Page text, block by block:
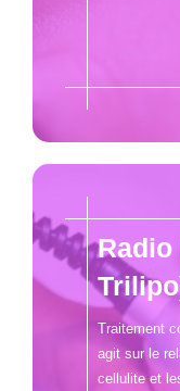
Radio
Traitement
agit sur le
cellulite et